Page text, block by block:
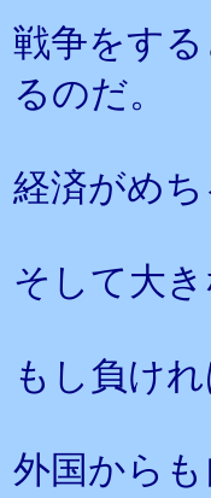
戦争をす
るのだ。
経済がめ
そして大
もし負け
外国から